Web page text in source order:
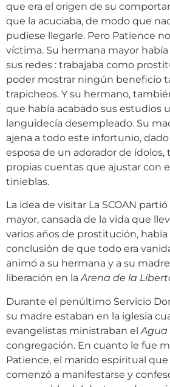
que era el origen de su
que la acuciaba, de modo que
pudiese llegarle. Pero Patience
víctima. Su hermana mayor
sus redes : trabajaba como
poder mostrar ningún beneficio
trapicheos. Y su hermano,
que había acabado sus estudios
languidecía desempleado. Su
ajena a todo este infortunio,
esposa de un adorador de
propias cuentas que ajustar con
tinieblas.
La idea de visitar La SCOAN
mayor, cansada de la vida que
varios años de prostitución, había
conclusión de que todo era
animó a su hermana y a su
liberación en laArena de la
Durante el penúltimo Servicio
su madre estaban en la iglesia
evangelistas ministraban el Agua
congregación. En cuanto le fue
Patience, el marido espiritual que
comenzó a manifestarse y